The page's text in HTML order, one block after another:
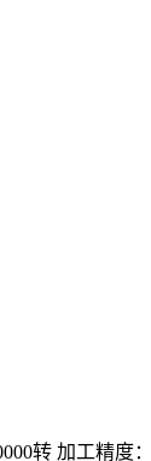
转 加工精度